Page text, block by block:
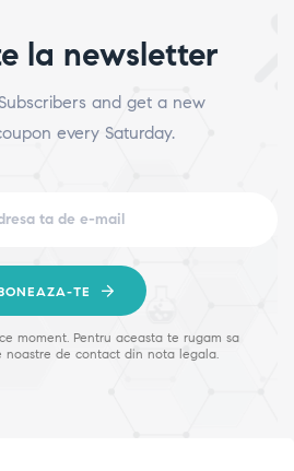
la newsletter
and get a new
every Saturday.
TE
moment. Pentru aceasta te rugam sa
noastre de contact din nota legala.